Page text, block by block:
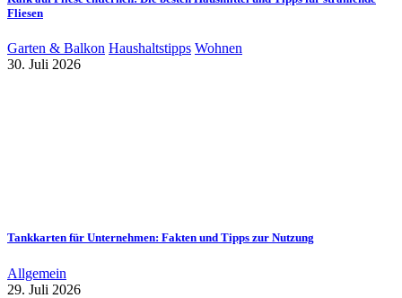
Fliesen
Garten & Balkon Haushaltstipps Wohnen
30. Juli 2026
Tankkarten für Unternehmen: Fakten und Tipps zur Nutzung
Allgemein
29. Juli 2026